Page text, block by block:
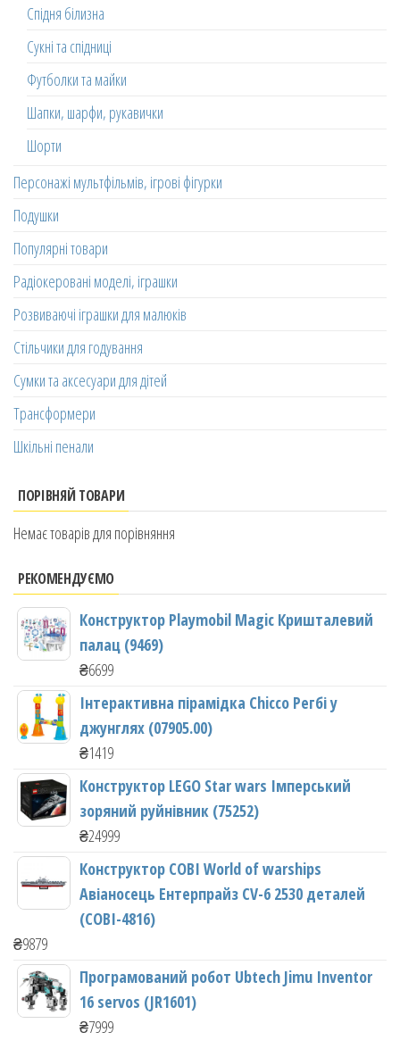
Спідня білизна
Сукні та спідниці
Футболки та майки
Шапки, шарфи, рукавички
Шорти
Персонажі мультфільмів, ігрові фігурки
Подушки
Популярні товари
Радіокеровані моделі, іграшки
Розвиваючі іграшки для малюків
Стільчики для годування
Сумки та аксесуари для дітей
Трансформери
Шкільні пенали
ПОРІВНЯЙ ТОВАРИ
Немає товарів для порівняння
РЕКОМЕНДУЄМО
Конструктор Playmobil Magic Кришталевий
палац (9469)
₴6699
Інтерактивна пірамідка Chicco Регбі у
джунглях (07905.00)
₴1419
Конструктор LEGO Star wars Імперський
зоряний руйнівник (75252)
₴24999
Конструктор COBI World of warships
Авіаносець Ентерпрайз CV-6 2530 деталей
(COBI-4816)
₴9879
Програмований робот Ubtech Jimu Inventor
16 servos (JR1601)
₴7999